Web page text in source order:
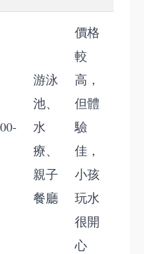
游泳
池、
水
療、
親子
餐廳
價格
較
高，
但體
驗
佳，
小孩
玩水
很開
心